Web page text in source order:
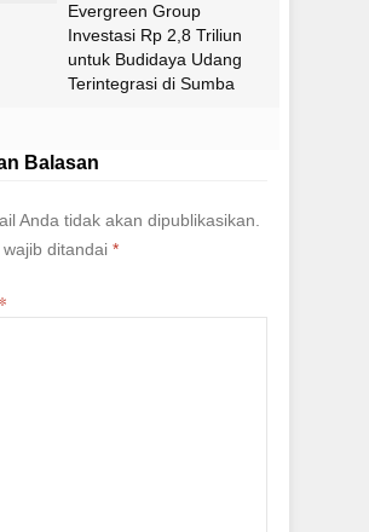
Evergreen Group
Investasi Rp 2,8 Triliun
untuk Budidaya Udang
Terintegrasi di Sumba
Balasan
Anda tidak akan dipublikasikan.
ditandai *
*